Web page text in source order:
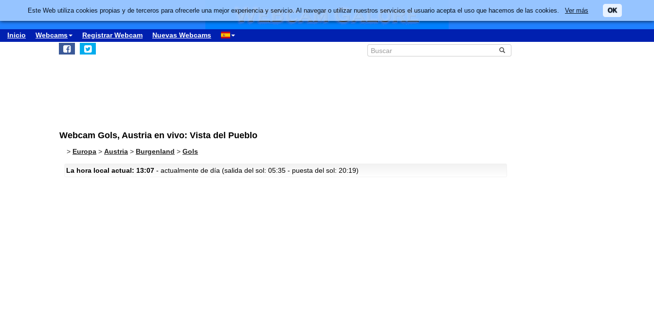
Inicio Webcams Registrar Webcam Nuevas Webcams
Webcam Gols, Austria en vivo: Vista del Pueblo
> Europa > Austria > Burgenland > Gols
La hora local actual: 13:07 - actualmente de día (salida del sol: 05:35 - puesta del sol: 20:19)
Este Web utiliza cookies propias y de terceros para ofrecerle una mejor experiencia y servicio. Al navegar o utilizar nuestros servicios el usuario acepta el uso que hacemos de las cookies. Ver más OK